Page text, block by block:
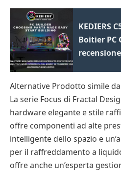
KEDIERS
Boitier PC
recensione
Alternative Prodotto simile
La serie Focus di Fractal
hardware elegante e stile
offre componenti ad alte
intelligente dello spazio e
per il raffreddamento a
offre anche un’esperta